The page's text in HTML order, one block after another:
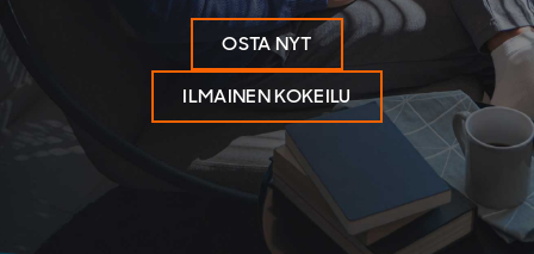
OSTA NYT
ILMAINEN KOKEILU